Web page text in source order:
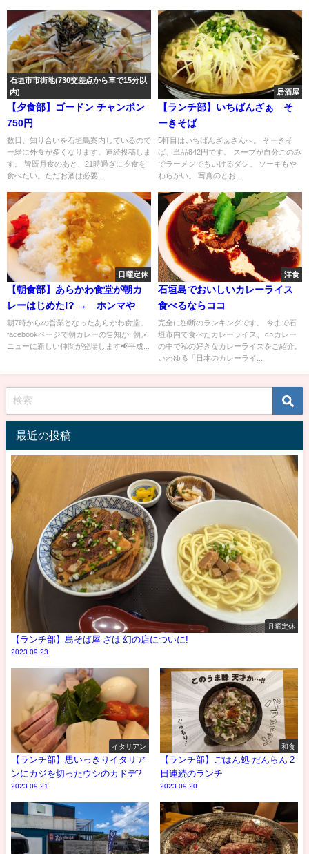
石垣市市街地(730交差点から車で15分以
内)
【夕食部】ゴードン チャンポン
750円
数日、知り合いを石垣島案内しているので
一緒に外食が多くなります。連続投稿しま
す。 皆既月食のあと、21時過ぎに夕食を
食べたい。ただお酒は必要...
居酒屋
【ランチ部】いちばんざぁ そ
ーきそば
5軒目はいちばんざぁさんへ。 そーきそ
ば、単品842円です。 スープが自分ごのみ
でラーメンでもいけるダシ。 ソーキもや
わらかい。 写真のとお...
日曜定休
【朝食部】あらかわ食堂が朝カ
レーはじめた!? → ホンマや
朝7時からの営業となったあらかわ食堂。
facebookページで朝カレーの告知が! 朝メ
ニューに新しい仲間が登場します📢平成...
洋食
石垣島でおいしいカレーライス
食べるならココ
完全に独断のランキングです。 今まで石
垣市内で食べたカレーライス、○○カレー
の中で私の好きなカレーライスをご紹介。
いわゆる「日本のカレーライ...
最近の投稿
月曜定休
【ランチ部】島そば屋 ざは 幻の店についに!
2023.09.23
イタリアン
【ランチ部】思いっきりイタリア
ンにカジを切ったウシのカドデ?
2023.09.21
和食
【ランチ部】ごはん処 だんらん 2
日連続のランチ
2023.09.20